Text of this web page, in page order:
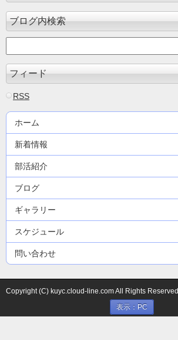
ブログ内検索
フィード
RSS
ホーム
新着情報
部活紹介
ブログ
ギャラリー
スケジュール
問い合わせ
Copyright (C) kuyc.cloud-line.com All Rights Reserved.
表示：PC